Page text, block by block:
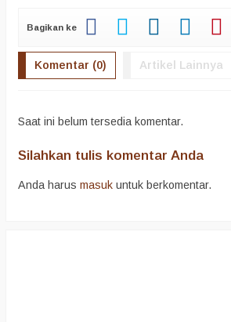
Bagikan ke
Komentar (0) Artikel Lainnya
Saat ini belum tersedia komentar.
Silahkan tulis komentar Anda
Anda harus masuk untuk berkomentar.